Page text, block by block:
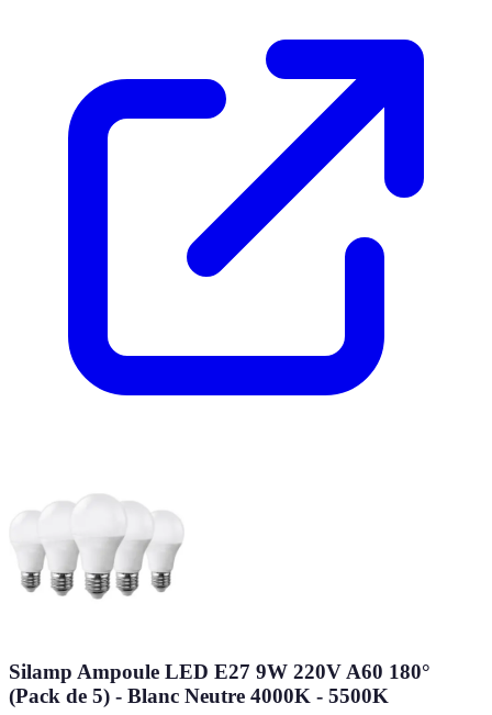
Silamp Ampoule LED E27 9W 220V A60 180°
(Pack de 5) - Blanc Neutre 4000K - 5500K